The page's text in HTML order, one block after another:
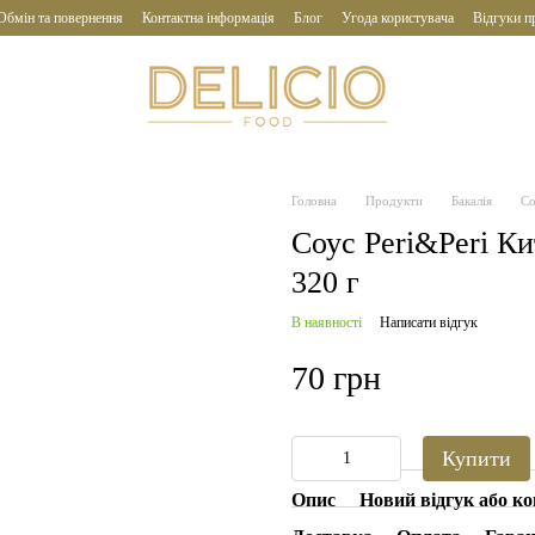
та повернення Контактна інформація Блог Угода користувача Відгуки
Головна Продукти Бакалія
Соус Peri&Peri
320 г
В наявності Написати відгук
70 грн
Купити
Опис
Новий відгук або